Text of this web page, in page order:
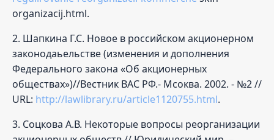
organizacij.html.
2. Шапкина Г.С. Новое в российском акционерном
законодаьельстве (изменения и дополнения
Федерального закона «Об акционерных
обществах»)//Вестник ВАС РФ.- Мсоква. 2002. - №2 //
URL: http://lawlibrary.ru/article1120755.html.
3. Соцкова А.В. Некоторые вопросы реорганизации